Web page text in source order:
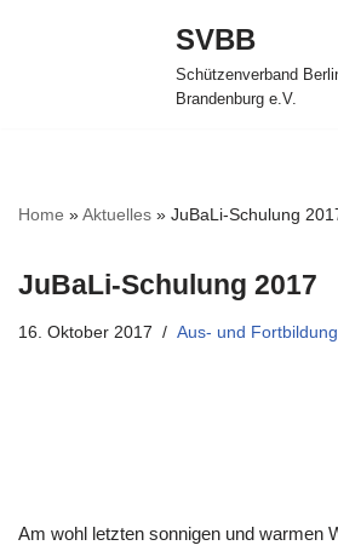
SVBB
Schützenverband
Brandenburg e.V.
Home »Aktuelles » JuBaLi-Schulung
JuBaLi-Schulung 2017
16. Oktober 2017 Aus- und Fortbildung
Am wohl letzten sonnigen und warmen